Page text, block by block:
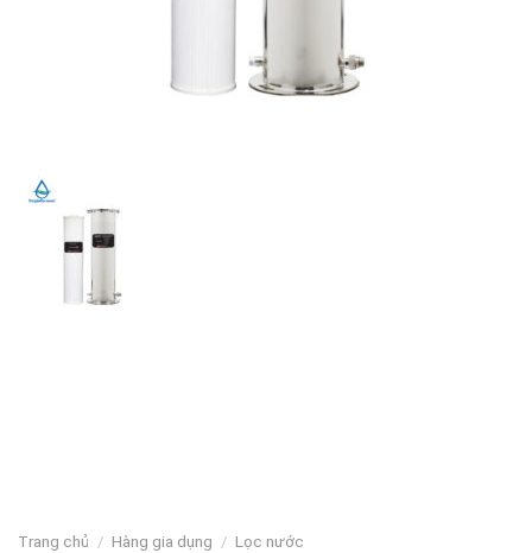
Trang chủ / Hàng gia dụng / Lọc nước